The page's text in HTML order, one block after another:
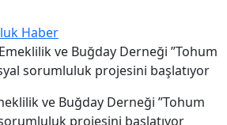
Haber
ve Buğday Derneği ”Tohum
sorumluluk projesini başlatıyor